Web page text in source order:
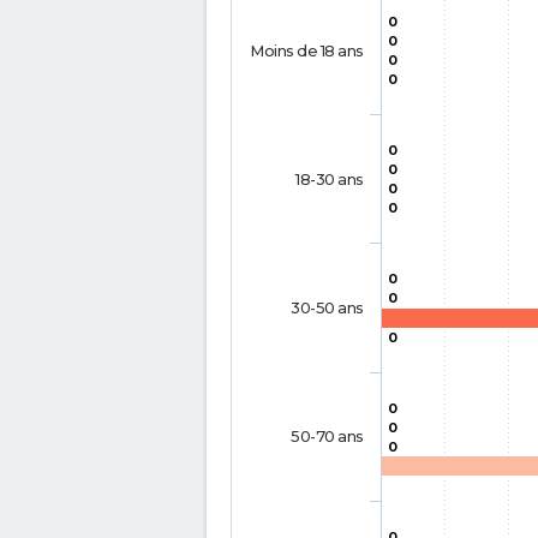
0
0
0
0
0
0
0
0
0
0
0
0
0
0
Moins de 18 ans
18-30 ans
30-50 ans
50-70 ans